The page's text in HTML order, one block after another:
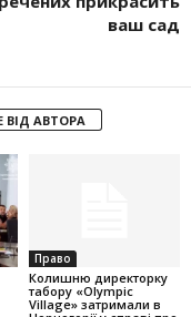
ваш сад
ВІД АВТОРА
Право
Колишню директорку
табору «Olympic
Village» затримали в